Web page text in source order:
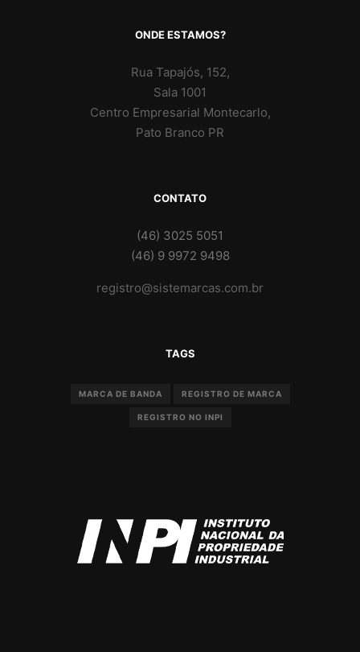
ONDE ESTAMOS?
Rua Tapajós, 152,
Sala 1001
Centro Empresarial Montecarlo,
Pato Branco PR
CONTATO
(46) 3025 5051
(46) 9 9972 9498
registro@sistemarcas.com.br
TAGS
MARCA DE BANDA REGISTRO DE MARCA
REGISTRO NO INPI